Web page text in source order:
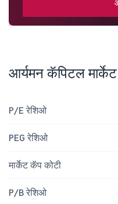
आर्यमन कॅपिटल
P/E रेशिओ
PEG रेशिओ
मार्केट कॅप कोटी
P/B रेशिओ